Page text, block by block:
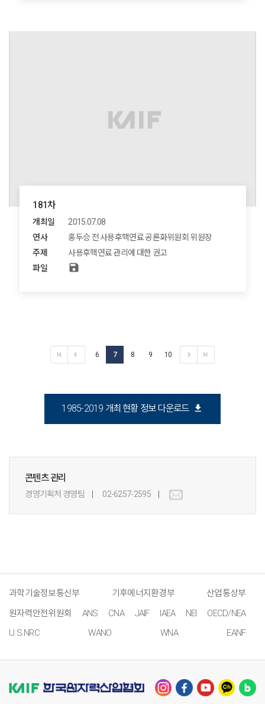
181차
개최일
2015.07.08
연사
홍두승 전 사용후핵연료 공론화위원회 위원장
주제
사용후핵연료 관리에 대한 권고
파일
save
6 7 8 9 10
1985-2019 개최 현황 정보 다운로드 download
콘텐츠 관리
경영기획처 경영팀 02-6257-2595
과학기술정보통신부 기후에너지환경부
산업통상부
원자력안전위원회
ANS CNA JAIF IAEA NEI
OECD/NEA
U.S.NRC
WANO WNA EANF